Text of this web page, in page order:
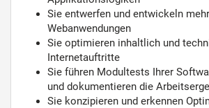
Sie entwerfen und entwickeln
Webanwendungen
Sie optimieren inhaltlich und
Internetauftritte
Sie führen Modultests Ihrer
und dokumentieren die
Sie konzipieren und erkennen